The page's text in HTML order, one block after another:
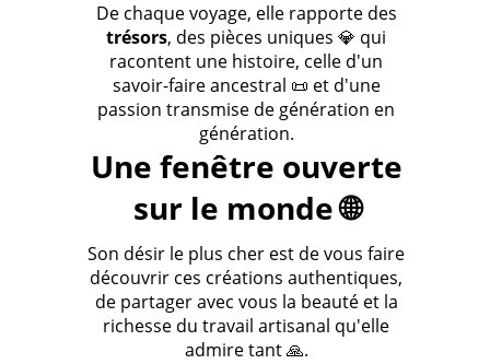
De chaque voyage, elle rapporte des
trésors, des pièces uniques 💎 qui
racontent une histoire, celle d'un
savoir-faire ancestral 📜 et d'une
passion transmise de génération en
génération.
Une fenêtre ouverte
sur le monde 🌐
Son désir le plus cher est de vous faire
découvrir ces créations authentiques,
de partager avec vous la beauté et la
richesse du travail artisanal qu'elle
admire tant 🙏.